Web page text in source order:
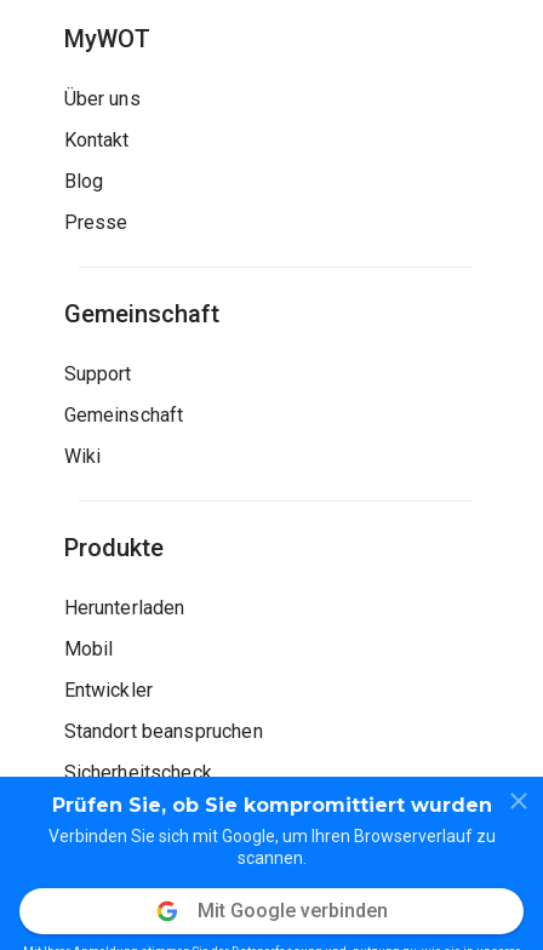
Prüfen Sie, ob Sie kompromittiert wurden
Verbinden Sie sich mit Google, um Ihren Browserverlauf zu
scannen.
Mit Google verbinden
MyWOT
Über uns
Kontakt
Blog
Presse
Gemeinschaft
Support
Gemeinschaft
Wiki
Produkte
Herunterladen
Mobil
Entwickler
Standort beanspruchen
Sicherheitscheck
© WOT Dienstleistungen LP. Alle Rechte vorbehalten